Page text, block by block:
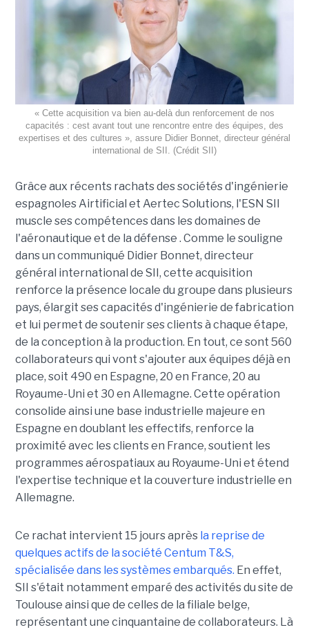
« Cette acquisition va bien au-delà dun renforcement de nos
capacités : cest avant tout une rencontre entre des équipes, des
expertises et des cultures », assure Didier Bonnet, directeur général
international de SII. (Crédit SII)
Grâce aux récents rachats des sociétés d'ingénierie
espagnoles Airtificial et Aertec Solutions, l'ESN SII
muscle ses compétences dans les domaines de
l'aéronautique et de la défense . Comme le souligne
dans un communiqué Didier Bonnet, directeur
général international de SII, cette acquisition
renforce la présence locale du groupe dans plusieurs
pays, élargit ses capacités d'ingénierie de fabrication
et lui permet de soutenir ses clients à chaque étape,
de la conception à la production. En tout, ce sont 560
collaborateurs qui vont s'ajouter aux équipes déjà en
place, soit 490 en Espagne, 20 en France, 20 au
Royaume-Uni et 30 en Allemagne. Cette opération
consolide ainsi une base industrielle majeure en
Espagne en doublant les effectifs, renforce la
proximité avec les clients en France, soutient les
programmes aérospatiaux au Royaume-Uni et étend
l'expertise technique et la couverture industrielle en
Allemagne.
Ce rachat intervient 15 jours après la reprise de
quelques actifs de la société Centum T&S,
spécialisée dans les systèmes embarqués. En effet,
SII s'était notamment emparé des activités du site de
Toulouse ainsi que de celles de la filiale belge,
représentant une cinquantaine de collaborateurs. Là